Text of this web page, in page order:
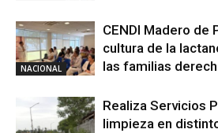
NACIONAL
CENDI Madero
cultura de la
las familias
Realiza Servicios
limpieza en